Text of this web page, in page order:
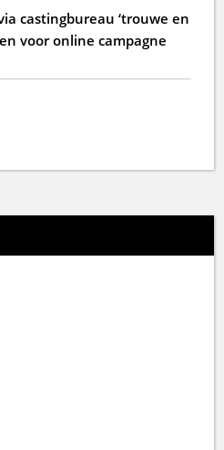
castingbureau ‘trouwe en
voor online campagne